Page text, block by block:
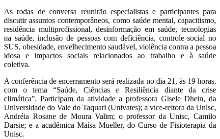
As rodas de conversa reunirão especialistas e participantes para
discutir assuntos contemporâneos, como saúde mental, capacitismo,
residência multiprofissional, desinformação em saúde, tecnologias
na saúde, inclusão de pessoas com deficiência, controle social no
SUS, obesidade, envelhecimento saudável, violência contra a pessoa
idosa e impactos sociais relacionados ao trabalho e à saúde
coletiva.
A conferência de encerramento será realizada no dia 21, às 19 horas,
com o tema “Saúde, Ciências e Resiliência diante da crise
climática”. Participam da atividade a professora Gisele Dhein, da
Universidade do Vale do Taquari (Univates); a vice-reitora da Unisc,
Andréia Rosane de Moura Valim; o professor da Unisc, Camilo
Darsie; e a acadêmica Maísa Mueller, do Curso de Fisioterapia da
Unisc.